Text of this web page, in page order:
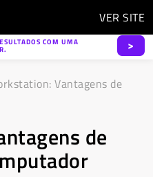
VER SITE
COM UMA >
Vantagens de
de